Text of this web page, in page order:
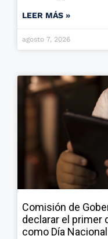
LEER MÁS »
agosto 7, 2026
Comisión de
declarar el primer
como Día